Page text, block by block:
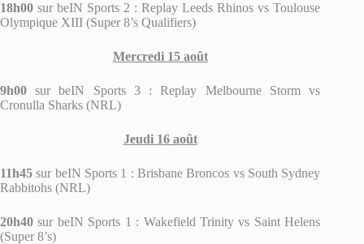
18h00 sur beIN Sports 2 : Replay Leeds Rhinos vs Toulouse
Olympique XIII (Super 8’s Qualifiers)
Mercredi 15 août
9h00sur beIN Sports 3 : Replay Melbourne Storm vs
Cronulla Sharks (NRL)
Jeudi 16 août
11h45sur beIN Sports 1 : Brisbane Broncos vs South Sydney
Rabbitohs (NRL)
20h40sur beIN Sports 1 : Wakefield Trinity vs Saint Helens
(Super 8’s)